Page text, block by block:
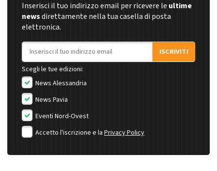
Inserisci il tuo indirizzo email per ricevere le ultime
newsdirettamente nella tua casella di posta
elettronica.
Indirizzo email
ISCRIVITI
Scegli le tue edizioni:
News Alessandria
News Pavia
Eventi Nord-Ovest
Accetto l'iscrizione e la Privacy Policy